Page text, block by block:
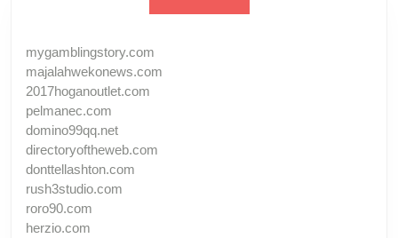
mygamblingstory.com
majalahwekonews.com
2017hoganoutlet.com
pelmanec.com
domino99qq.net
directoryoftheweb.com
donttellashton.com
rush3studio.com
roro90.com
herzio.com